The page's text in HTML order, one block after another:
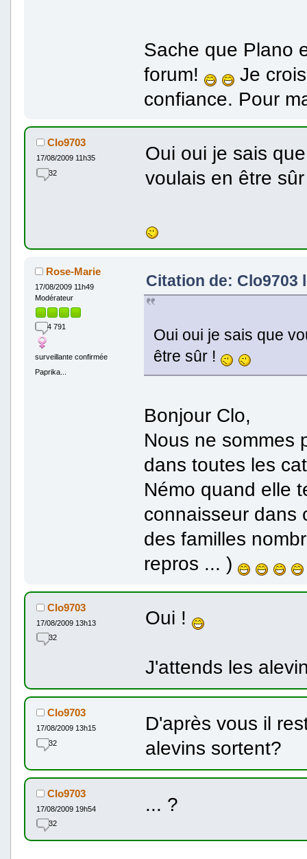
Sache que Plano
forum!
Je
confiance. Pour
Clo9703
17/08/2009 11h35
32
Oui oui je sais
voulais en être
Rose-Marie
17/08/2009 11h49
Modérateur
4 791
surveillante confirmée
Paprika...
Citation de: Clo9703
Oui oui je sais que
être sûr !
Bonjour Clo,
Nous ne sommes
dans toutes les
Némo quand elle
connaisseur
des familles
repros ... )
Clo9703
17/08/2009 13h13
32
Oui !
J'attends les
Clo9703
17/08/2009 13h15
32
D'après vous il
alevins sortent?
Clo9703
17/08/2009 19h54
32
... ?